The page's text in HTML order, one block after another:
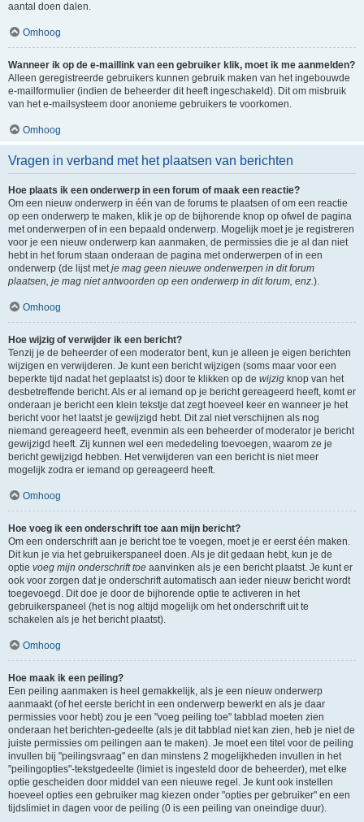
aantal doen dalen.
Omhoog
Wanneer ik op de e-maillink van een gebruiker klik, moet ik me aanmelden?
Alleen geregistreerde gebruikers kunnen gebruik maken van het ingebouwde
e-mailformulier (indien de beheerder dit heeft ingeschakeld). Dit om misbruik
van het e-mailsysteem door anonieme gebruikers te voorkomen.
Omhoog
Vragen in verband met het plaatsen van berichten
Hoe plaats ik een onderwerp in een forum of maak een reactie?
Om een nieuw onderwerp in één van de forums te plaatsen of om een reactie
op een onderwerp te maken, klik je op de bijhorende knop op ofwel de pagina
met onderwerpen of in een bepaald onderwerp. Mogelijk moet je je registreren
voor je een nieuw onderwerp kan aanmaken, de permissies die je al dan niet
hebt in het forum staan onderaan de pagina met onderwerpen of in een
onderwerp (de lijst metje mag geen nieuwe onderwerpen in dit forum
plaatsen, je mag niet antwoorden op een onderwerp in dit forum, enz.).
Omhoog
Hoe wijzig of verwijder ik een bericht?
Tenzij je de beheerder of een moderator bent, kun je alleen je eigen berichten
wijzigen en verwijderen. Je kunt een bericht wijzigen (soms maar voor een
beperkte tijd nadat het geplaatst is) door te klikken op de wijzig knop van het
desbetreffende bericht. Als er al iemand op je bericht gereageerd heeft, komt er
onderaan je bericht een klein tekstje dat zegt hoeveel keer en wanneer je het
bericht voor het laatst je gewijzigd hebt. Dit zal niet verschijnen als nog
niemand gereageerd heeft, evenmin als een beheerder of moderator je bericht
gewijzigd heeft. Zij kunnen wel een mededeling toevoegen, waarom ze je
bericht gewijzigd hebben. Het verwijderen van een bericht is niet meer
mogelijk zodra er iemand op gereageerd heeft.
Omhoog
Hoe voeg ik een onderschrift toe aan mijn bericht?
Om een onderschrift aan je bericht toe te voegen, moet je er eerst één maken.
Dit kun je via het gebruikerspaneel doen. Als je dit gedaan hebt, kun je de
optie voeg mijn onderschrift toe aanvinken als je een bericht plaatst. Je kunt er
ook voor zorgen dat je onderschrift automatisch aan ieder nieuw bericht wordt
toegevoegd. Dit doe je door de bijhorende optie te activeren in het
gebruikerspaneel (het is nog altijd mogelijk om het onderschrift uit te
schakelen als je het bericht plaatst).
Omhoog
Hoe maak ik een peiling?
Een peiling aanmaken is heel gemakkelijk, als je een nieuw onderwerp
aanmaakt (of het eerste bericht in een onderwerp bewerkt en als je daar
permissies voor hebt) zou je een "voeg peiling toe" tabblad moeten zien
onderaan het berichten-gedeelte (als je dit tabblad niet kan zien, heb je niet de
juiste permissies om peilingen aan te maken). Je moet een titel voor de peiling
invullen bij "peilingsvraag" en dan minstens 2 mogelijkheden invullen in het
"peilingopties"-tekstgedeelte (limiet is ingesteld door de beheerder), met elke
optie gescheiden door middel van een nieuwe regel. Je kunt ook instellen
hoeveel opties een gebruiker mag kiezen onder "opties per gebruiker" en een
tijdslimiet in dagen voor de peiling (0 is een peiling van oneindige duur).